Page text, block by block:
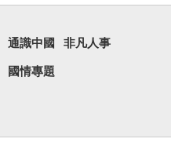
通識中國 非凡人事
國情專題